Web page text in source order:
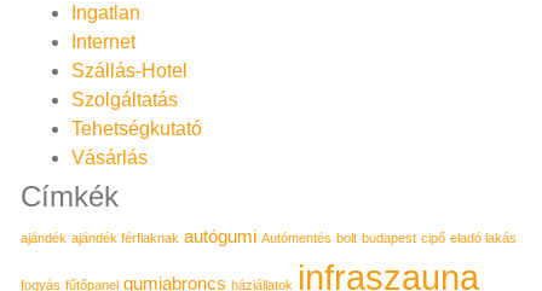
Ingatlan
Internet
Szállás-Hotel
Szolgáltatás
Tehetségkutató
Vásárlás
Címkék
ajándék ajándék férfiaknak autógumi Autómentés bolt budapest cipő eladó lakás
fogyás fűtőpanel gumiabroncs háziállatok infraszauna